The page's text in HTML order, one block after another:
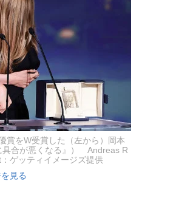
賞をW受賞した（左から）岡本
具合が悪くなる』） Andreas R
ゲッティイメージズ提供
見る